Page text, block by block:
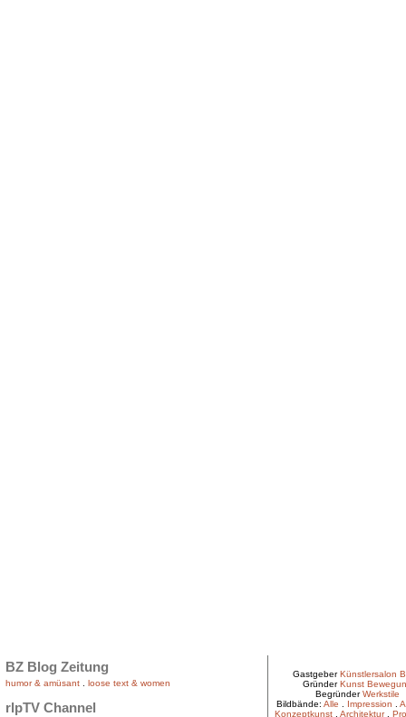
BZ Blog Zeitung
humor & amüsant loose text & women
rlpTV Channel
GastgeberKünstlersalon
GründerKunst
BegründerWerkstile
Bildbände: Alle Impression
Konzeptkunst. Architektur.